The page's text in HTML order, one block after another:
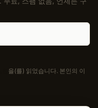
을(를) 읽었습니다. 본인의 이